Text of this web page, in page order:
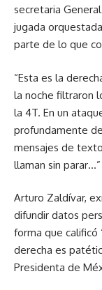
secretaria
jugada
parte de lo que
“Esta es la
la noche filtraron
la 4T. En un
profundamente
mensajes de
llaman sin parar…”
Arturo Zaldívar,
difundir datos
forma que calificó
derecha es
Presidenta de